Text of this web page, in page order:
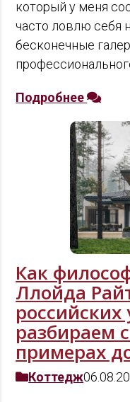
который у меня
часто ловлю себя
бесконечные
Подробнее
Как
Ллойда
российских
разбираем
примерах
Коттедж